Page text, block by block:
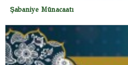
Şabaniye Münacaatı